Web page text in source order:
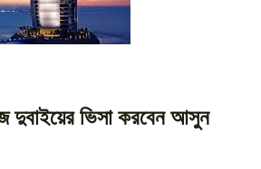
দুবাইয়ের ভিসা করবেন আসুন